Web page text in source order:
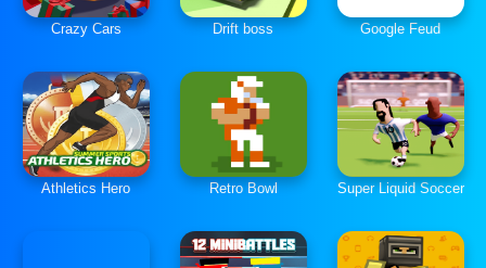
Crazy Cars Drift boss Google Feud
Athletics Hero Retro Bowl Super Liquid Soccer